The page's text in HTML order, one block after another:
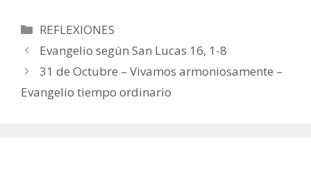
Categorías
REFLEXIONES
Evangelio según San Lucas 16, 1-8
31 de Octubre – Vivamos armoniosamente –
Evangelio tiempo ordinario